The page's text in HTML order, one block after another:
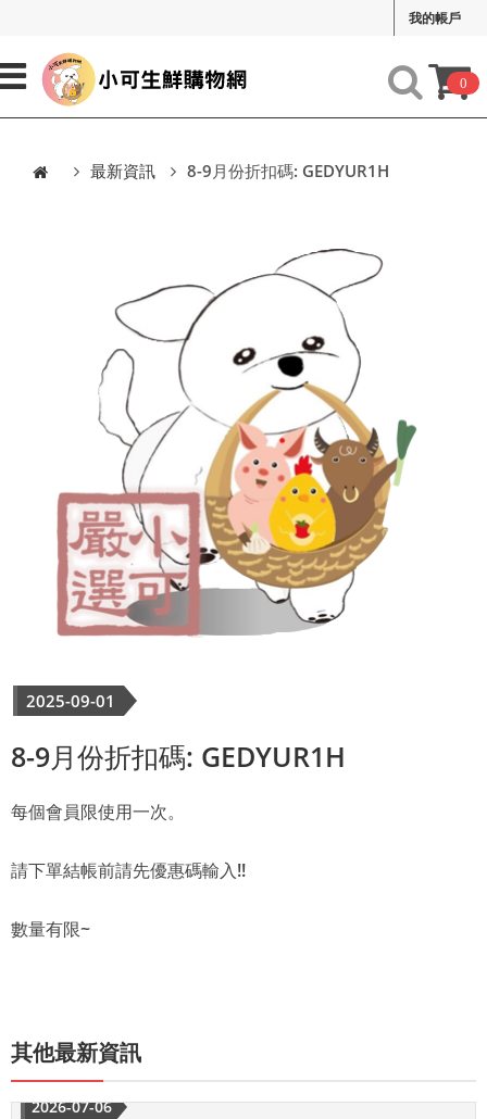
我的帳戶
0
最新資訊 8-9月份折扣碼: GEDYUR1H
2025-09-01
8-9月份折扣碼: GEDYUR1H
每個會員限使用一次。
請下單結帳前請先優惠碼輸入!!
數量有限~
其他最新資訊
2026-07-06